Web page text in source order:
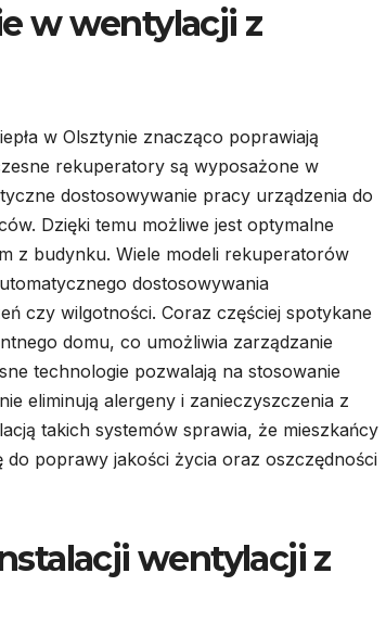
w wentylacji z
w Olsztynie znacząco poprawiają
rekuperatory są wyposażone w
dostosowywanie pracy urządzenia do
Dzięki temu możliwe jest optymalne
z budynku. Wiele modeli rekuperatorów
dostosowywania
czy wilgotności. Coraz częściej spotykane
domu, co umożliwia zarządzanie
technologie pozwalają na stosowanie
eliminują alergeny i zanieczyszczenia z
takich systemów sprawia, że mieszkańcy
poprawy jakości życia oraz oszczędności
wentylacji z